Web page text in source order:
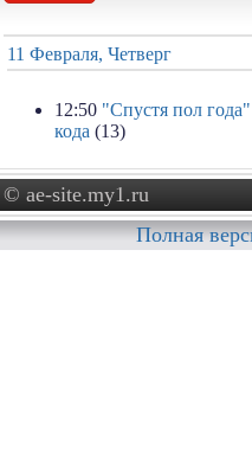
11 Февраля, Четверг
12:50 "Спустя пол
кода (13)
© ae-site.my1.ru
Полная